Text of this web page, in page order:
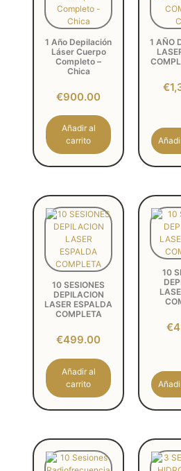
1 Año Depilación
Láser Cuerpo
Completo –
Chica
€900.00
Añadir al
carrito
1 AÑO
€
10 SESIONES
DEPILACION
LASER ESPALDA
COMPLETA
€499.00
Añadir al
carrito
10
€